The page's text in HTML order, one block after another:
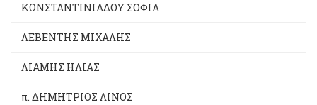
ΚΩΝΣΤΑΝΤΙΝΙΑΔΟΥ ΣΟΦΙΑ
ΛΕΒΕΝΤΗΣ ΜΙΧΑΛΗΣ
ΛΙΑΜΗΣ ΗΛΙΑΣ
π. ΔΗΜΗΤΡΙΟΣ ΛΙΝΟΣ